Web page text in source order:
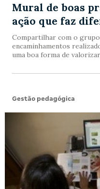
Mural de boas
ação que faz
Compartilhar com o
encaminhamentos
uma boa forma de
Gestão pedagógica